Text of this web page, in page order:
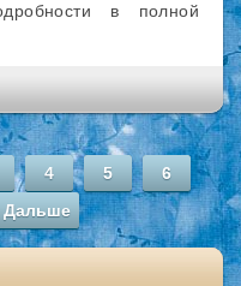
в полной
4 5
6
Дальше